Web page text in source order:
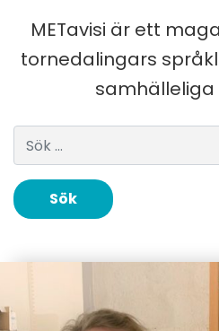
METavisi är ett
tornedalingars
samhälleliga
Sök efter: